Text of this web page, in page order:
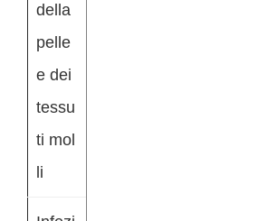
della
pelle
e dei
tessu
ti mol
li